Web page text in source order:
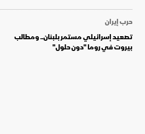
حرب إيران
تصعيد إسرائيلي مستمر بلبنان.. ومطالب
بيروت في روما "دون حلول"